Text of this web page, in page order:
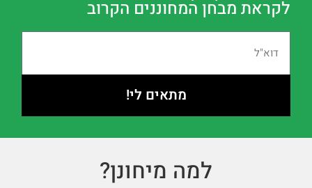
לקראת מבחן המחוננים הקרוב
מתאים לי!
למה מיחונן?